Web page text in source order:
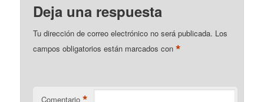
Deja una respuesta
Tu dirección de correo electrónico no será publicada. Los
campos obligatorios están marcados con*
Comentario